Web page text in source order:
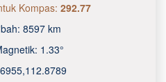
Kompas: 292.77
8597 km
1.33°
,112.8790